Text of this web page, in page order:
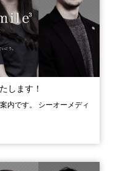
します！
内です。 シーオーメディ